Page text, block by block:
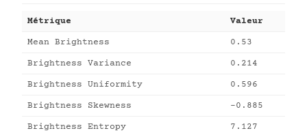
Métrique Valeur
Mean Brightness 0.53
Brightness Variance 0.214
Brightness Uniformity 0.596
Brightness Skewness -0.885
Brightness Entropy 7.127